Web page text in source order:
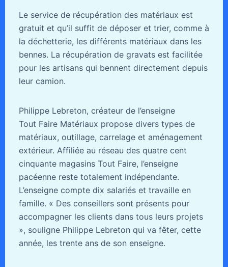
Le service de récupération des matériaux est
gratuit et qu’il suffit de déposer et trier, comme à
la déchetterie, les différents matériaux dans les
bennes. La récupération de gravats est facilitée
pour les artisans qui bennent directement depuis
leur camion.
Philippe Lebreton, créateur de l’enseigne
Tout Faire Matériaux propose divers types de
matériaux, outillage, carrelage et aménagement
extérieur. Affiliée au réseau des quatre cent
cinquante magasins Tout Faire, l’enseigne
pacéenne reste totalement indépendante.
L’enseigne compte dix salariés et travaille en
famille. « Des conseillers sont présents pour
accompagner les clients dans tous leurs projets
», souligne Philippe Lebreton qui va fêter, cette
année, les trente ans de son enseigne.